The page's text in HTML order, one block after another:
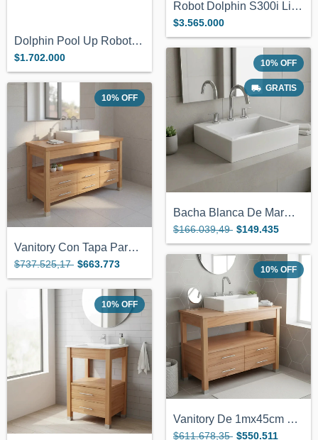
Dolphin Pool Up Robot Limpiador Piletas...
$1.702.000
Robot Dolphin S300i Limpia Piletas S300...
$3.565.000
10% OFF
Vanitory Con Tapa Para Bacha De Apoyo 1....
$737.525,17 $663.773
10% OFF
GRATIS
Bacha Blanca De Marmol Sintetico 45cm X3...
$166.039,49 $149.435
10% OFF
10% OFF
Vanitory De 1mx45cm Con Tapa Para Bacha...
$611.678,35 $550.511